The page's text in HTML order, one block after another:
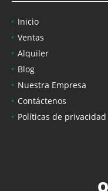
Inicio
Ventas
Alquiler
Blog
Nuestra Empresa
Contáctenos
Políticas de privacidad